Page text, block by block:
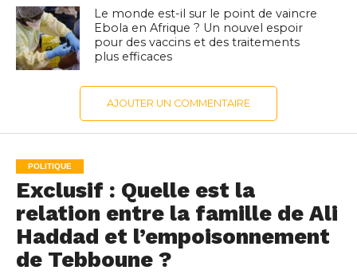
Le monde est-il sur le point de vaincre
Ebola en Afrique ? Un nouvel espoir
pour des vaccins et des traitements
plus efficaces
AJOUTER UN COMMENTAIRE
POLITIQUE
Exclusif : Quelle est la
relation entre la famille de Ali
Haddad et l’empoisonnement
de Tebboune ?